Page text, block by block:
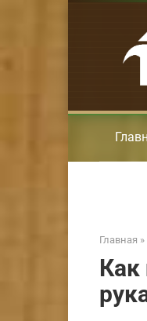
Главная »
Как